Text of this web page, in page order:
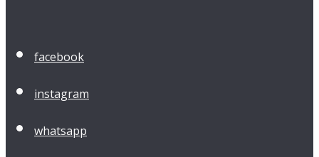
facebook
instagram
whatsapp